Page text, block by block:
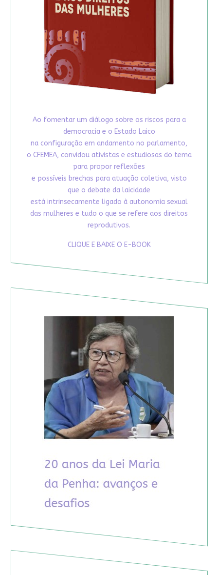
Ao fomentar um diálogo sobre os riscos para a
democracia e o Estado Laico
na configuração em andamento no parlamento,
o CFEMEA, convidou ativistas e estudiosas do tema
para propor reflexões
e possíveis brechas para atuação coletiva, visto
que o debate da laicidade
está intrinsecamente ligado à autonomia sexual
das mulheres e tudo o que se refere aos direitos
reprodutivos.
CLIQUE E BAIXE O E-BOOK